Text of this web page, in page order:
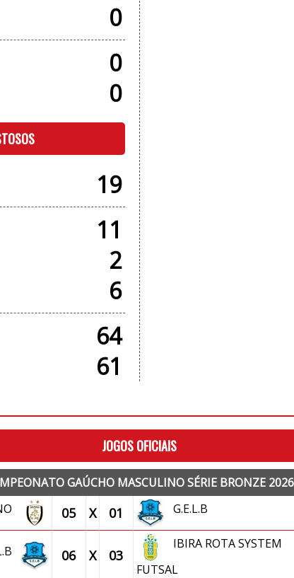
0
0
0
19
11
2
6
64
61
JOGOS OFICIAIS
GAÚCHO MASCULINO SÉRIE BRONZE 2026
05 X 01 G.E.L.B
06 X 03
IBIRA ROTA SYSTEM
FUTSAL